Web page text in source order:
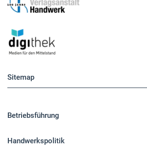
Sitemap
Betriebsführung
Handwerkspolitik